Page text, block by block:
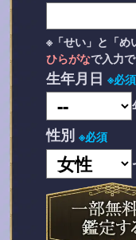
※「せい」と「め
ひらがなで入力で
生年月日 ※必須
性別 ※必須